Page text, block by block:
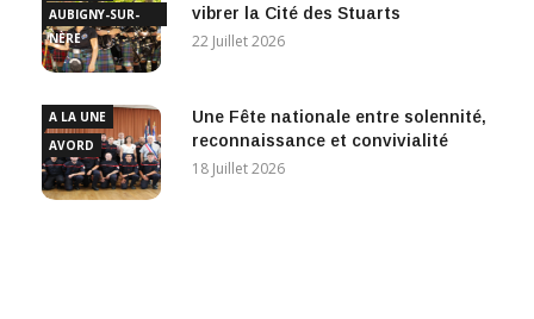
AUBIGNY-SUR-
NÈRE
vibrer la Cité des Stuarts
22 Juillet 2026
A LA UNE
AVORD
Une Fête nationale entre solennité,
reconnaissance et convivialité
18 Juillet 2026